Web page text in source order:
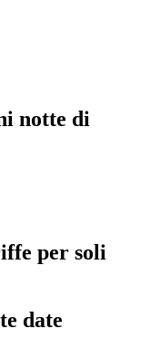
notte di
per soli
date